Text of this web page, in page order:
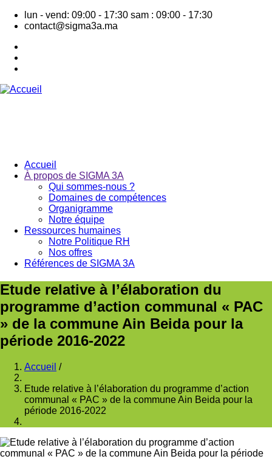
Aller
principal
lun - vend: 09:00 - 17:30 sam : 09:00 - 17:30
contact@sigma3a.ma
Navigation
principale
Accueil
À propos de SIGMA 3A
Qui sommes-nous ?
Domaines de compétences
Organigramme
Notre équipe
Ressources humaines
Notre Politique RH
Nos offres
Références de SIGMA 3A
Etude relative à l’élaboration du
programme d’action communal « PAC
» de la commune Ain Beida pour la
période 2016-2022
Fil
d'Ariane
Accueil /
Etude relative à l’élaboration du programme d’action
communal « PAC » de la commune Ain Beida pour la
période 2016-2022